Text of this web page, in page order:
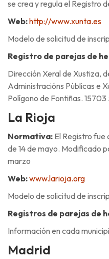
se crea y regula el Registro
Web:http://www.xunta.es
Modelo de solicitud de
Registro de parejas de
Dirección Xeral de Xustiza,
Administracións Públicas e
Polígono de Fontiñas.
La Rioja
Normativa: El Registro
de 14 de mayo. Modificado
marzo
Web:www.larioja.org
Modelo de solicitud de
Registros de parejas de
Información en cada
Madrid